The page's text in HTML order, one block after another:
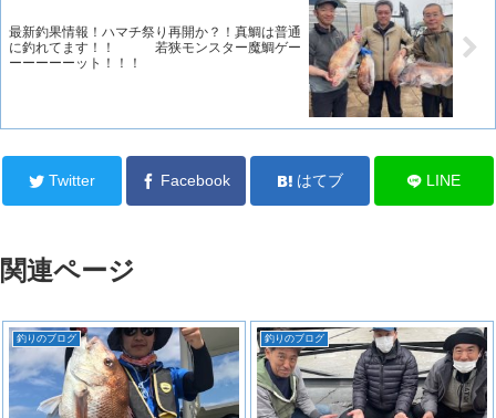
最新釣果情報！ハマチ祭り再開か？！真鯛は普通
に釣れてます！！ 若狭モンスター魔鯛ゲー
ーーーーーット！！！
Twitter Facebook はてブ LINE
関連ページ
釣りのブログ 釣りのブログ